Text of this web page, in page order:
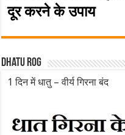
दूर करने के उपाय
Dhatu rog
1 दिन में धातु – वीर्य गिरना बंद